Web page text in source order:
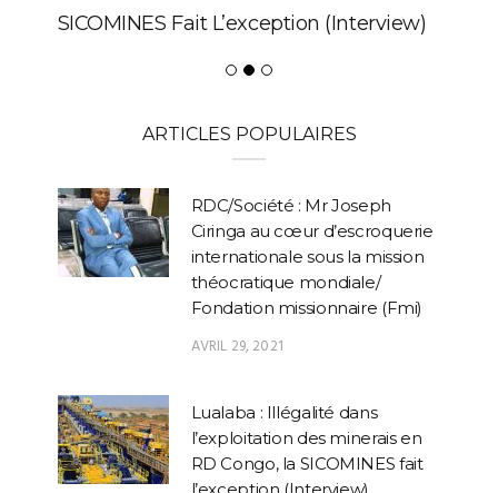
SICOMINES Fait L’exception (Interview)
ARTICLES POPULAIRES
RDC/Société : Mr Joseph
Ciringa au cœur d’escroquerie
internationale sous la mission
théocratique mondiale/
Fondation missionnaire (Fmi)
AVRIL 29, 2021
Lualaba : Illégalité dans
l’exploitation des minerais en
RD Congo, la SICOMINES fait
l’exception (Interview)